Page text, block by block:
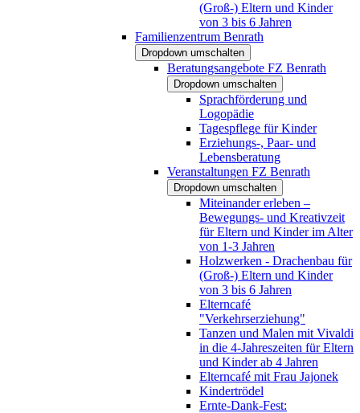
(Groß-) Eltern und Kinder
von 3 bis 6 Jahren
Familienzentrum Benrath
Dropdown umschalten
Beratungsangebote FZ Benrath
Dropdown umschalten
Sprachförderung und
Logopädie
Tagespflege für Kinder
Erziehungs-, Paar- und
Lebensberatung
Veranstaltungen FZ Benrath
Dropdown umschalten
Miteinander erleben –
Bewegungs- und Kreativzeit
für Eltern und Kinder im Alter
von 1-3 Jahren
Holzwerken - Drachenbau für
(Groß-) Eltern und Kinder
von 3 bis 6 Jahren
Elterncafé
"Verkehrserziehung"
Tanzen und Malen mit Vivaldi
in die 4-Jahreszeiten für Eltern
und Kinder ab 4 Jahren
Elterncafé mit Frau Jajonek
Kindertrödel
Ernte-Dank-Fest: